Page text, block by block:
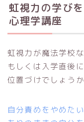
虹視力の学び
心理学講座
虹視力が魔法学校
もしくは入学直後
位置づけでしょうか
自分責めをやめたい